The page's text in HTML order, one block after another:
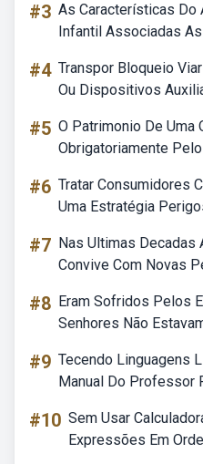
#3 As Características Do
Infantil Associadas
#4 Transpor Bloqueio
Ou Dispositivos
#5 O Patrimonio De Uma
Obrigatoriamente
#6 Tratar Consumidores
Uma Estratégia
#7 Nas Ultimas Decadas
Convive Com Novas
#8 Eram Sofridos Pelos
Senhores Não
#9 Tecendo Linguagens
Manual Do Professor
#10 Sem Usar
Expressões Em